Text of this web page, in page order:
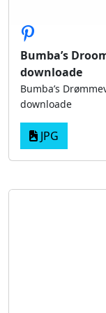
Bumba’s
downloade
Bumba’s
downloade
JPG